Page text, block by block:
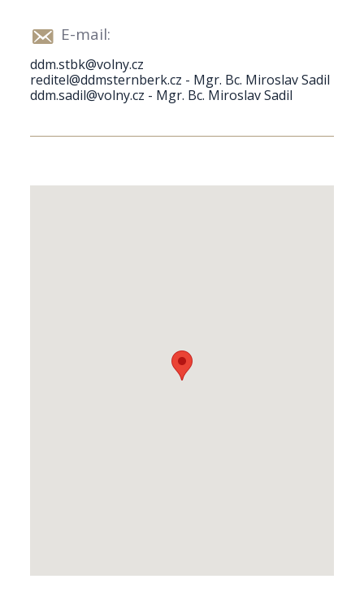
E-mail:
ddm.stbk@volny.cz
reditel@ddmsternberk.cz - Mgr. Bc. Miroslav Sadil
ddm.sadil@volny.cz - Mgr. Bc. Miroslav Sadil